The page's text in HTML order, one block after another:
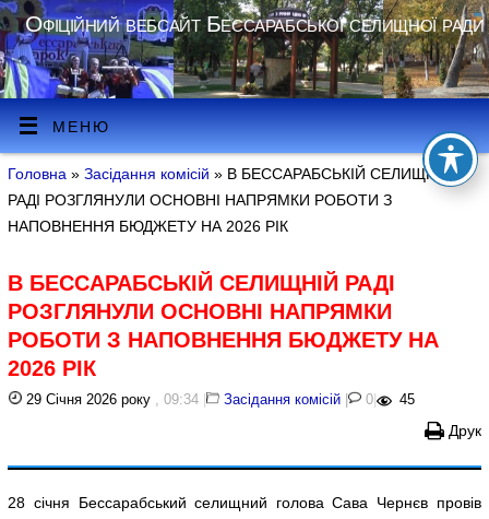
Офіційний вебсайт Бессарабської селищної ради
МЕНЮ
Головна »Засідання комісій » В БЕССАРАБСЬКІЙ СЕЛИЩНІЙ
РАДІ РОЗГЛЯНУЛИ ОСНОВНІ НАПРЯМКИ РОБОТИ З
НАПОВНЕННЯ БЮДЖЕТУ НА 2026 РІК
В БЕССАРАБСЬКІЙ СЕЛИЩНІЙ РАДІ
РОЗГЛЯНУЛИ ОСНОВНІ НАПРЯМКИ
РОБОТИ З НАПОВНЕННЯ БЮДЖЕТУ НА
2026 РІК
29 Січня 2026 року , 09:34 | Засідання комісій | 0 | 45
Друк
28 січня Бессарабський селищний голова Сава Чернєв провів